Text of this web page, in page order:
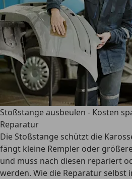
Stoßstange ausbeulen - Kosten
Reparatur
Die Stoßstange schützt die
fängt kleine Rempler oder
und muss nach diesen repariert
werden. Wie die Reparatur selbst